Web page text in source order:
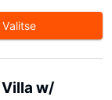
Valitse
w/